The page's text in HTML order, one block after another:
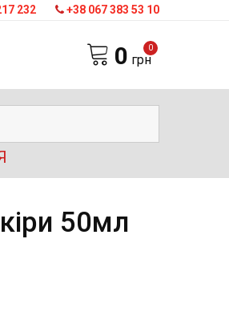
232 +38 067 383 53 10
0
0 грн
50мл